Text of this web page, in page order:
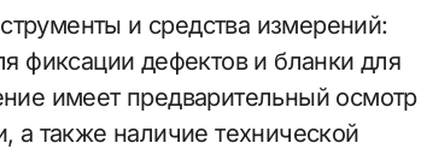
и средства измерений:
фиксации дефектов и бланки для
имеет предварительный осмотр
а также наличие технической